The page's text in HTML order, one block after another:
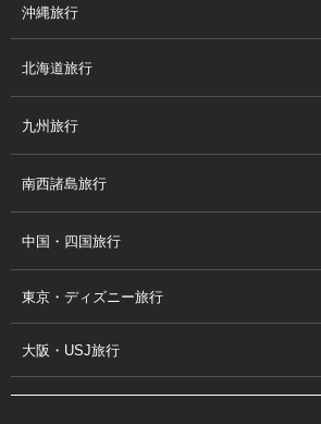
沖縄旅行
北海道旅行
九州旅行
南西諸島旅行
中国・四国旅行
東京・ディズニー旅行
大阪・USJ旅行